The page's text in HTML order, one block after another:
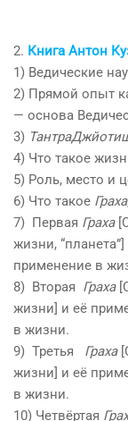
2. Книга Антон
1) Ведические
2) Прямой опыт
— основа
3)
4) Что такое
5) Роль, место и
6) Что такое Граха
7) Первая Граха
жизни, “планета”]
применение в
8) Вторая Граха
жизни] и её
в жизни.
9) Третья Граха
жизни] и её
в жизни.
10) Четвёртая